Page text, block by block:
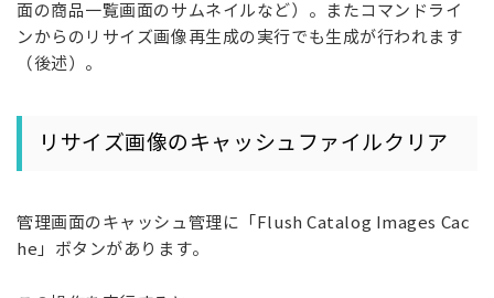
面の商品一覧画面のサムネイルなど）。またコマンドライ
ンからのリサイズ画像再生成の実行でも生成が行われます
（後述）。
リサイズ画像のキャッシュファイルクリア
管理画面のキャッシュ管理に「Flush Catalog Images Cac
he」ボタンがあります。